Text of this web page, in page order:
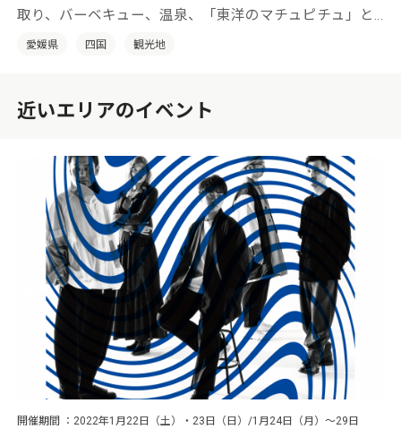
取り、バーベキュー、温泉、「東洋のマチュピチュ」と
呼ばれる東平貯鉱庫跡などが楽しめる愛媛県のおすすめ
愛媛県 四国 観光地
近いエリアのイベント
開催期間
2022年1月22日（土）・23日（日）/1月24日（月）〜29日